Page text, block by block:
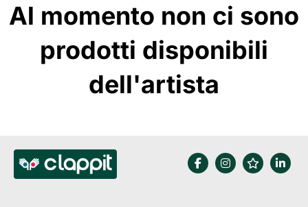
Al momento non ci sono
prodotti disponibili
dell'artista